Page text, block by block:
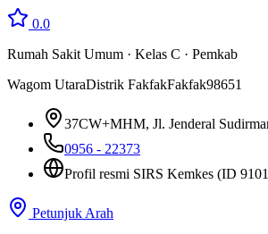
0.0
Rumah Sakit Umum · Kelas C · Pemkab
Wagom UtaraDistrik FakfakFakfak98651
37CW+MHM, Jl. Jenderal
0956 - 22373
Profil resmi SIRS Kemkes (ID
Petunjuk Arah